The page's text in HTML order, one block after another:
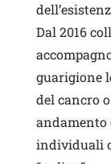
Dal 2016
guarigione
del cancro
individuali